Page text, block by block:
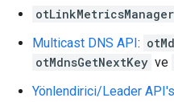
Multicast DNS API:
otMdnsGetNextKey ve
Yönlendirici/Leader